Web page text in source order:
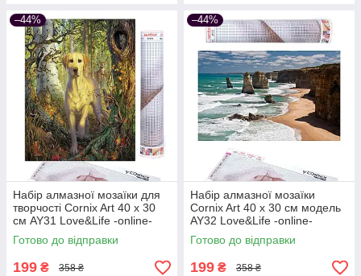
–44%
Набір алмазної мозаїки для
творчості Cornix Art 40 x 30
см AY31 Love&Life -online-
multimarket-
Готово до відправки
199 ₴ 358 ₴
–44%
Набір алмазної мозаїки
Cornix Art 40 x 30 см модель
AY32 Love&Life -online-
multimarket-
Готово до відправки
199 ₴ 358 ₴